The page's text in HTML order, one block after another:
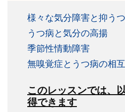
様々な気分障害と抑う
うつ病と気分の高揚
季節性情動障害
無嗅覚症とうつ病の相
このレッスンでは、
得できます